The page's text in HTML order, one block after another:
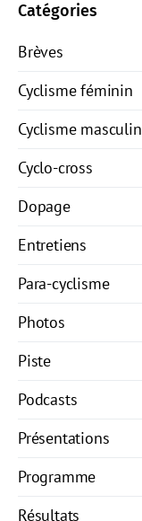
Catégories
Brèves
Cyclisme féminin
Cyclisme masculin
Cyclo-cross
Dopage
Entretiens
Para-cyclisme
Photos
Piste
Podcasts
Présentations
Programme
Résultats